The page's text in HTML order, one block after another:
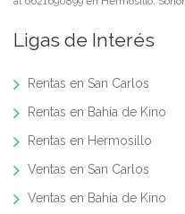
Ligas de Interés
Rentas en San Carlos
Rentas en Bahía de Kino
Rentas en Hermosillo
Ventas en San Carlos
Ventas en Bahía de Kino